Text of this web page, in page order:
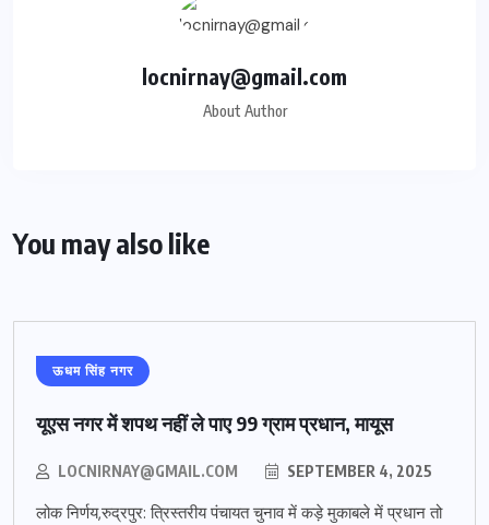
locnirnay@gmail.com
About Author
You may also like
ऊधम सिंह नगर
यूएस नगर में शपथ नहीं ले पाए 99 ग्राम प्रधान, मायूस
LOCNIRNAY@GMAIL.COM SEPTEMBER 4, 2025
लोक निर्णय,रुद्रपुर: त्रिस्तरीय पंचायत चुनाव में कड़े मुकाबले में प्रधान तो